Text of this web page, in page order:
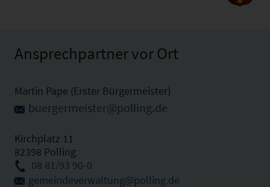
Ansprechpartner vor Ort
Martin Pape (Erster Bürgermeister)
buergermeister@polling.de
Kirchplatz 11
82398 Polling
08 81/93 90-0
gemeindeverwaltung@polling.de